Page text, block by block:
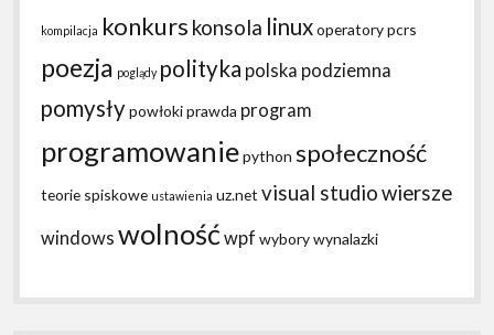
kompilacja konkurs konsola linuxoperatorypcrs
poezja poglądy polityka polska podziemna
pomysłypowłokiprawda program
programowaniepython społeczność
teorie spiskowe ustawienia uz.net visual studiowiersze
windows wolnośćwpf wyborywynalazki